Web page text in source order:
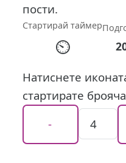
пости.
Стартирай таймер
⏲
Натиснете
стартирате брояча